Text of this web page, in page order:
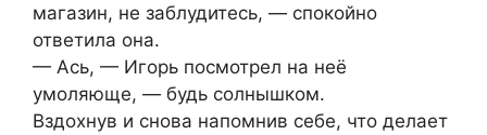
магазин, не заблудитесь, — спокойно
ответила она.
— Ась, — Игорь посмотрел на неё
умоляюще, — будь солнышком.
Вздохнув и снова напомнив себе, что делает